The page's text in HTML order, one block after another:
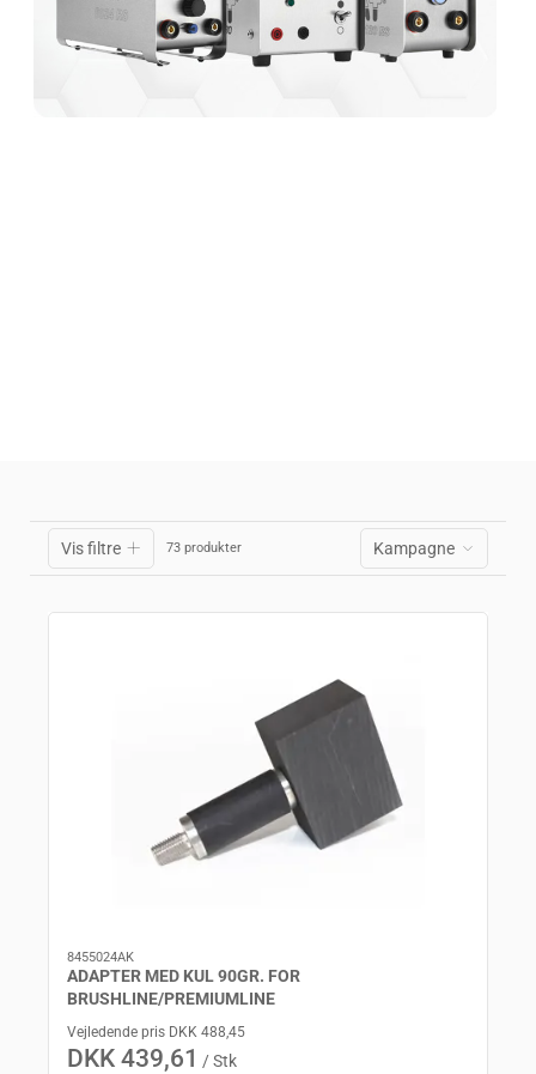
Vis filtre 73 produkter Kampagne
8455024AK
ADAPTER MED KUL 90GR. FOR
BRUSHLINE/PREMIUMLINE
Vejledende pris DKK 488,45
DKK 439,61 / Stk